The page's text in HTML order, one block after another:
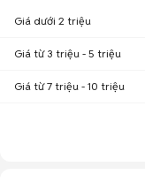
Giá dưới 2 triệu
Giá từ 3 triệu - 5 triệu
Giá từ 7 triệu - 10 triệu